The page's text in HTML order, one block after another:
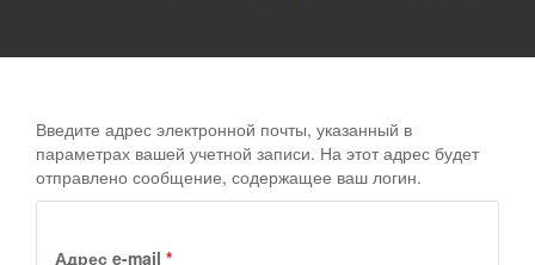
Введите адрес электронной почты, указанный в
параметрах вашей учетной записи. На этот адрес будет
отправлено сообщение, содержащее ваш логин.
Адрес e-mail *